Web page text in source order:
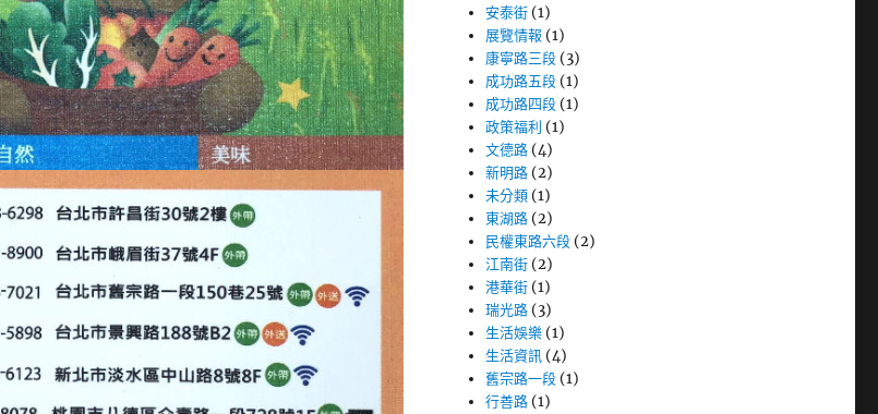
安泰街 (1)
展覽情報 (1)
康寧路三段 (3)
成功路五段 (1)
成功路四段 (1)
政策福利 (1)
文德路 (4)
新明路 (2)
未分類 (1)
東湖路 (2)
民權東路六段 (2)
江南街 (2)
港華街 (1)
瑞光路 (3)
生活娛樂 (1)
生活資訊 (4)
舊宗路一段 (1)
行善路 (1)